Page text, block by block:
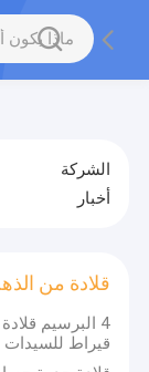
الشركة
أخبار
قلادة من الذهب عيار 18
قيراط للسيدات